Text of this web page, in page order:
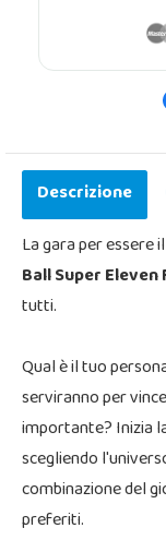
Descrizione
La gara per essere
Ball Super
tutti.
Qual è il tuo
serviranno per
importante? Inizia
scegliendo
combinazione del
preferiti.